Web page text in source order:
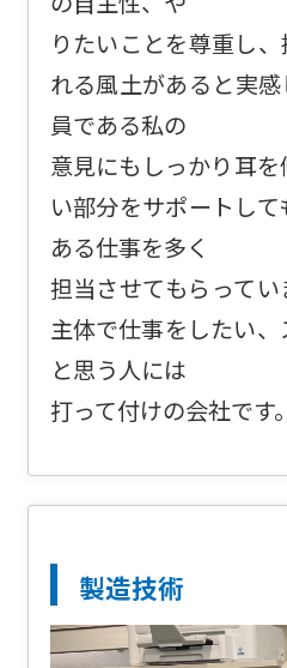
りたいことを尊重し
れる風土があると実
員である私の
意見にもしっかり耳
い部分をサポートし
ある仕事を多く
担当させてもらって
主体で仕事をしたい
と思う人には
打って付けの会社です。
製造技術